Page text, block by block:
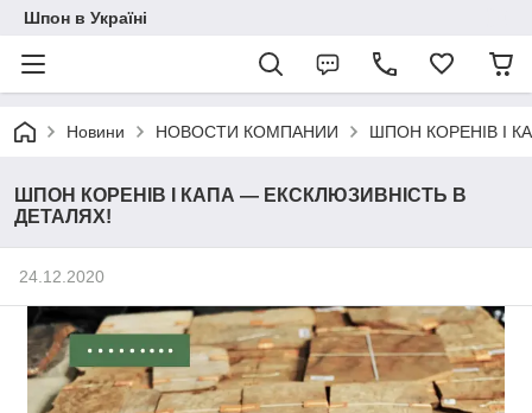
Шпон в Україні
Новини НОВОСТИ КОМПАНИИ ШПОН КОРЕНІВ І
ШПОН КОРЕНІВ І КАПА — ЕКСКЛЮЗИВНІСТЬ В
ДЕТАЛЯХ!
24.12.2020